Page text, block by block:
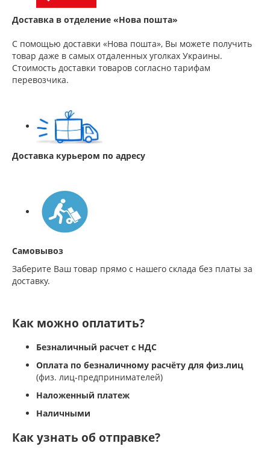
Доставка в отделение «Нова пошта»
С помощью доставки «Нова пошта», Вы можете получить
товар даже в самых отдаленных уголках Украины.
Стоимость доставки товаров согласно тарифам
перевозчика.
Доставка курьером по адресу
Самовывоз
Заберите Ваш товар прямо с нашего склада без платы за
доставку.
Как можно оплатить?
Безналичный расчет с НДС
Оплата по безналичному расчёту для физ.лиц
(физ. лиц-предпринимателей)
Наложенный платеж
Наличными
Как узнать об отправке?